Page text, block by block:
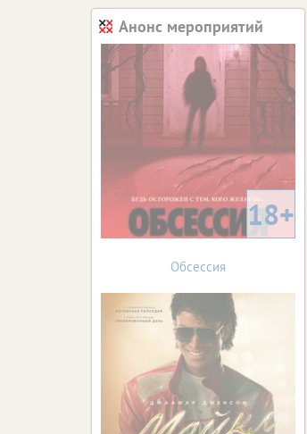
Анонс мероприятий
18+
Обсессия